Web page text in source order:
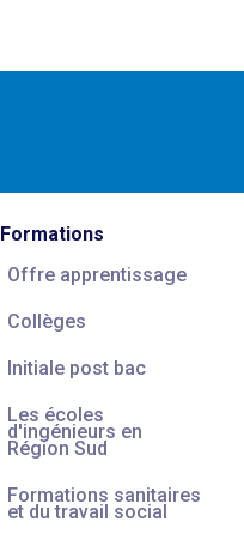
Formations
Offre apprentissage
Collèges
Initiale post bac
Les écoles
d'ingénieurs en
Région Sud
Formations sanitaires
et du travail social